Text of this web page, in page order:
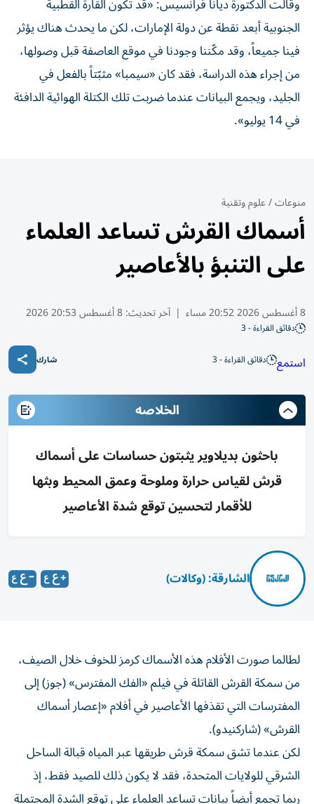
وقالت الدكتورة ديانا فرانسيس: «قد تكون القارة القطبية
الجنوبية أبعد نقطة عن دولة الإمارات، لكن ما يحدث هناك يؤثر
فينا جميعاً، وقد مكّننا وجودنا في موقع العاصفة قبل وصولها،
من إجراء هذه الدراسة، فقد كان «سيمبا» مثبّتاً بالفعل في
الجليد، ويجمع البيانات عندما ضربت تلك الكتلة الهوائية الدافئة
في 14 يوليو».
منوعات/علوم وتقنية
أسماك القرش تساعد العلماء
على التنبؤ بالأعاصير
8 أغسطس 2026 20:52 مساء | آخر تحديث:8 أغسطس 20:53 2026
دقائق القراءة - 3
استمع دقائق القراءة - 3 شارك
الخلاصه
باحثون بديلاوير يثبتون حساسات على أسماك
قرش لقياس حرارة وملوحة وعمق المحيط وبثها
للأقمار لتحسين توقع شدة الأعاصير
الشارقة: (وكالات)
لطالما صورت الأفلام هذه الأسماك كرمز للخوف خلال الصيف،
من سمكة القرش القاتلة في فيلم «الفك المفترس» (جوز) إلى
المفترسات التي تقذفها الأعاصير في أفلام «إعصار أسماك
القرش» (شاركنيدو).
لكن عندما تشق سمكة قرش طريقها عبر المياه قبالة الساحل
الشرقي للولايات المتحدة، فقد لا ‌يكون ذلك للصيد فقط، إذ
ربما تجمع أيضاً بيانات تساعد العلماء على توقع الشدة المحتملة